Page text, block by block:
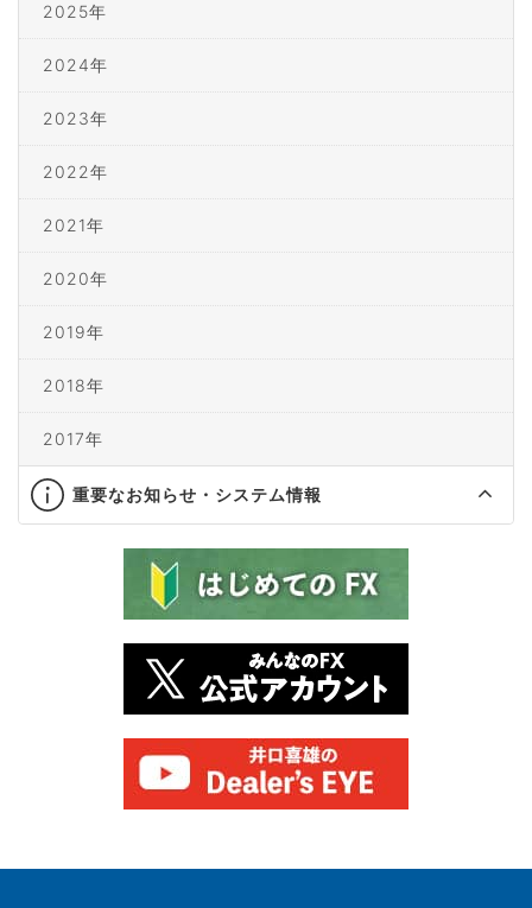
2025年
2024年
2023年
2022年
2021年
2020年
2019年
2018年
2017年
重要なお知らせ・システム情報